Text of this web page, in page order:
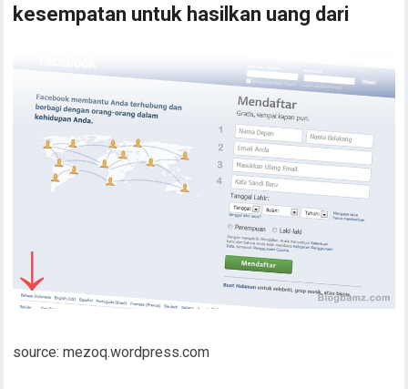
kesempatan untuk hasilkan uang dari
source: mezoq.wordpress.com